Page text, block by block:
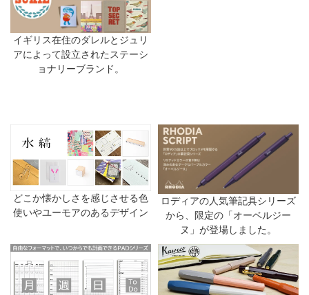
イギリス在住のダレルとジュリ
アによって設立されたステーシ
ョナリーブランド。
どこか懐かしさを感じさせる色
使いやユーモアのあるデザイン
ロディアの人気筆記具シリーズ
から、限定の「オーベルジー
ヌ」が登場しました。